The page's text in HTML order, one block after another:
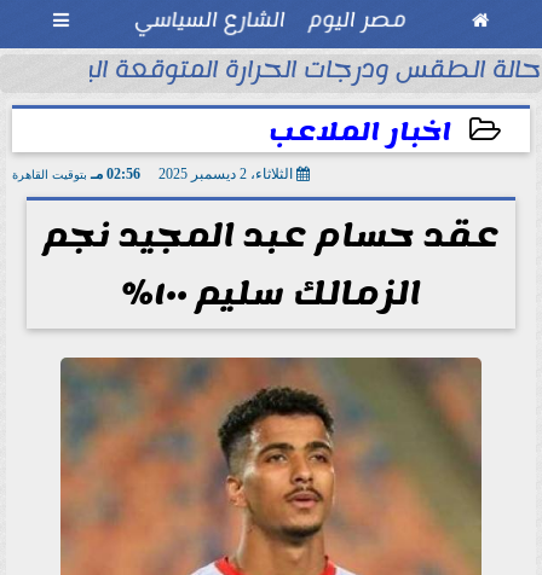
 مصر اليوم الشارع السياسي 
حالة الطقس ودرجات الحرارة المتوقعة اليوم الإثنين 10 أغسطس
اخبار الملاعب
الثلاثاء، 2 ديسمبر 2025 02:56 مـ بتوقيت القاهرة
عقد حسام عبد المجيد نجم
الزمالك سليم ١٠٠%